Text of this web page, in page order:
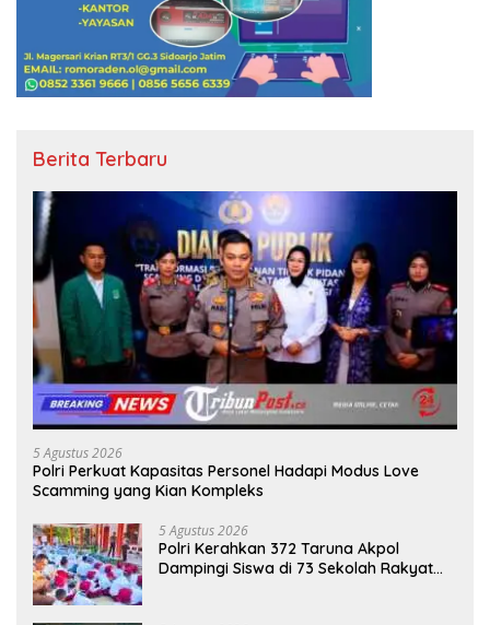
Berita Terbaru
5 Agustus 2026
Polri Perkuat Kapasitas Personel Hadapi Modus Love
Scamming yang Kian Kompleks
5 Agustus 2026
Polri Kerahkan 372 Taruna Akpol
Dampingi Siswa di 73 Sekolah Rakyat